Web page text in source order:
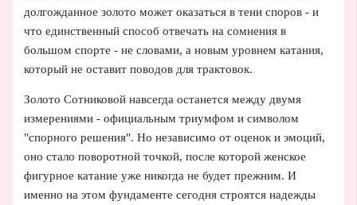
долгожданное золото может оказаться в тени споров - и
что единственный способ отвечать на сомнения в
большом спорте - не словами, а новым уровнем катания,
который не оставит поводов для трактовок.
Золото Сотниковой навсегда останется между двумя
измерениями - официальным триумфом и символом
"спорного решения". Но независимо от оценок и эмоций,
оно стало поворотной точкой, после которой женское
фигурное катание уже никогда не будет прежним. И
именно на этом фундаменте сегодня строятся надежды